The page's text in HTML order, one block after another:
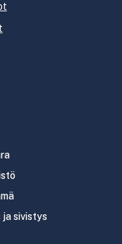
ja sivistys